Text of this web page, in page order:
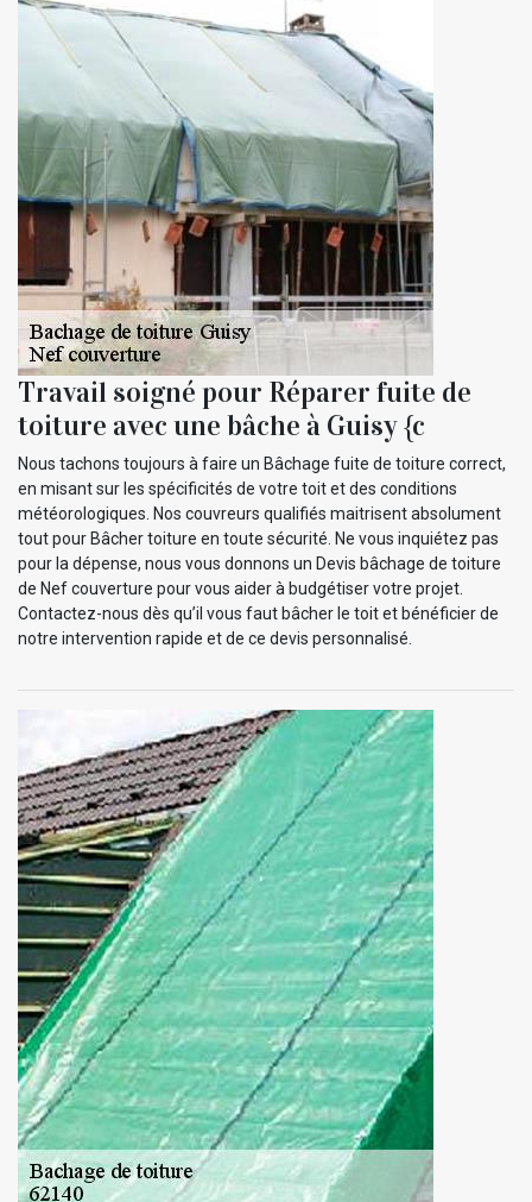
Travail soigné pour Réparer fuite de
toiture avec une bâche à Guisy {c
Nous tachons toujours à faire un Bâchage fuite de toiture correct,
en misant sur les spécificités de votre toit et des conditions
météorologiques. Nos couvreurs qualifiés maitrisent absolument
tout pour Bâcher toiture en toute sécurité. Ne vous inquiétez pas
pour la dépense, nous vous donnons un Devis bâchage de toiture
de Nef couverture pour vous aider à budgétiser votre projet.
Contactez-nous dès qu’il vous faut bâcher le toit et bénéficier de
notre intervention rapide et de ce devis personnalisé.